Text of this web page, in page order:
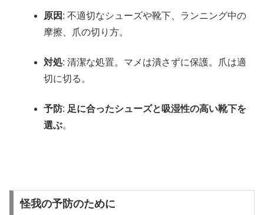
原因 : 不適切なシューズや靴下、ランニング中の
摩擦、爪の切り方。
対処: 清潔な処置。マメは潰さずに保護。爪は適
切に切る。
予防: 足に合ったシューズと吸湿性の高い靴下を
選ぶ。
怪我の予防のために